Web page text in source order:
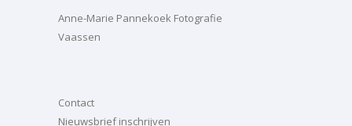
Anne-Marie Pannekoek Fotografie
Vaassen
Contact
Nieuwsbrief inschrijven